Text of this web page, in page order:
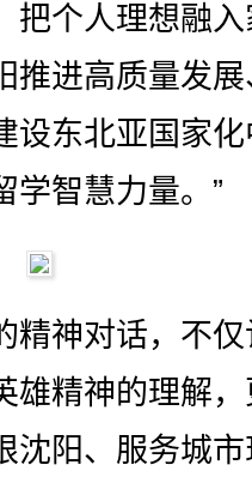
把个人理想融
推进高质量发
设东北亚国家
学智慧力量。”
神对话，不仅
雄精神的理解
沈阳、服务城